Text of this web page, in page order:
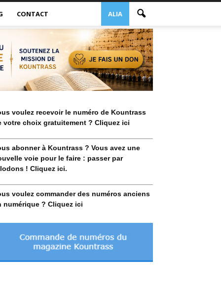
ALIA
CONTACT
voulez recevoir le numéro de Kountrass
votre choix gratuitement ? Cliquez ici
abonner à Kountrass ? Vous avez une
voie pour le faire : passer par
! Cliquez ici.
voulez commander des numéros anciens
numérique ? Cliquez ici